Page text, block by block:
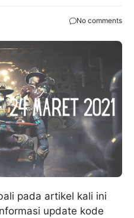
No comments
pada artikel kali ini
update kode